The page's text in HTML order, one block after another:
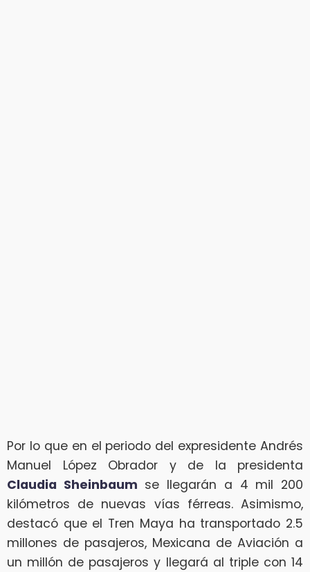
Por lo que en el periodo del expresidente Andrés
Manuel López Obrador y de la presidenta
Claudia Sheinbaum se llegarán a 4 mil 200
kilómetros de nuevas vías férreas. Asimismo,
destacó que el Tren Maya ha transportado 2.5
millones de pasajeros, Mexicana de Aviación a
un millón de pasajeros y llegará al triple con 14